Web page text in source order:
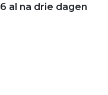
al na drie dagen